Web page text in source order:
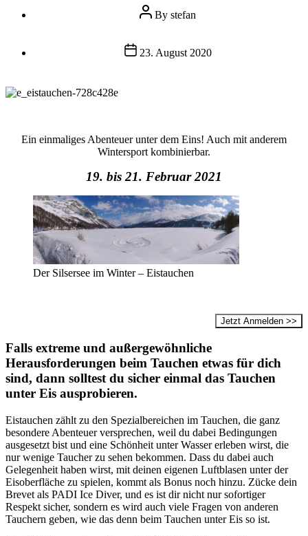
Post
author
By stefan
Post23. August 2020
Ein einmaliges Abenteuer unter dem Eins! Auch mit anderem
Wintersport kombinierbar.
19. bis 21. Februar 2021
Der Silsersee im Winter – Eistauchen
Jetzt Anmelden >>
Falls extreme und außergewöhnliche
Herausforderungen beim Tauchen etwas für dich
sind, dann solltest du sicher einmal das Tauchen
unter Eis ausprobieren.
Eistauchen zählt zu den Spezialbereichen im Tauchen, die ganz
besondere Abenteuer versprechen, weil du dabei Bedingungen
ausgesetzt bist und eine Schönheit unter Wasser erleben wirst, die
nur wenige Taucher zu sehen bekommen. Dass du dabei auch
Gelegenheit haben wirst, mit deinen eigenen Luftblasen unter der
Eisoberfläche zu spielen, kommt als Bonus noch hinzu. Zücke dein
Brevet als PADI Ice Diver, und es ist dir nicht nur sofortiger
Respekt sicher, sondern es wird auch viele Fragen von anderen
Tauchern geben, wie das denn beim Tauchen unter Eis so ist.